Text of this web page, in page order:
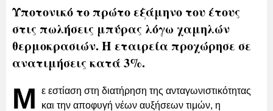
Υποτονικό το πρώτο εξάμηνο του έτους
στις πωλήσεις μπύρας λόγω χαμηλών
θερμοκρασιών. Η εταιρεία προχώρησε σε
ανατιμήσεις κατά 3%.
Μ
ε εστίαση στη διατήρηση της ανταγωνιστικότητας
και την αποφυγή νέων αυξήσεων τιμών, η